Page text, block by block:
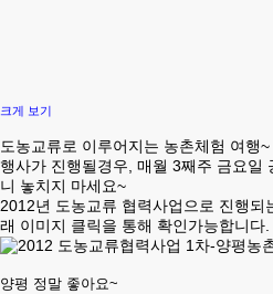
크게 보기
도농교류로 이루어지는 농촌체험 여행~
행사가 진행될경우, 매월 3째주 금요일
니 놓치지 마세요~
2012년 도농교류 협력사업으로 진행
래 이미지 클릭을 통해 확인가능합니다.
양평 정말 좋아요~